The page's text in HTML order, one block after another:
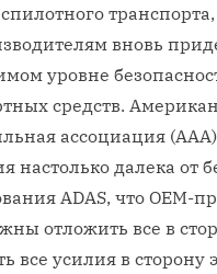
вновь
уровне
средств.
ассоциация
настолько далека от
ADAS, что OEM-
отложить все в
все усилия в сторону